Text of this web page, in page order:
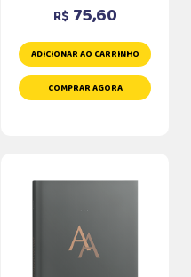
R$ 75,60
ADICIONAR AO CARRINHO
COMPRAR AGORA